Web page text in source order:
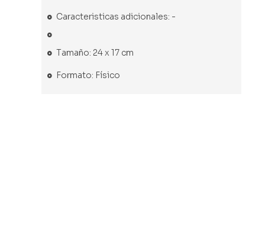
Caracteristicas adicionales: -
Tamaño: 24 x 17 cm
Formato: Físico